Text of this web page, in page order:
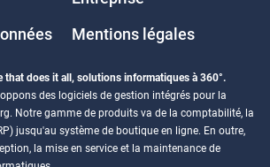
Mentions légales
that does it all, solutions informatiques à 360°.
des logiciels de gestion intégrés pour la
Notre gamme de produits va de la comptabilité, la
jusqu'au système de boutique en ligne. En outre,
la mise en service et la maintenance de